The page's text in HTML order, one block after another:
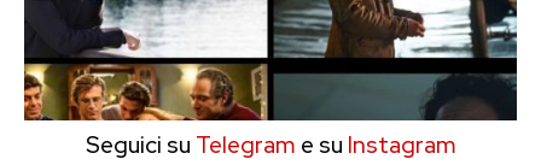
Seguici su Telegram e su Instagram